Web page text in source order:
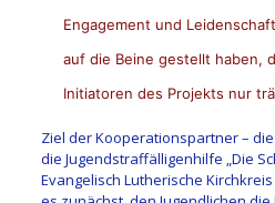
Engagement und
auf die Beine gestellt haben,
Initiatoren des Projekts nur
Ziel der Kooperationspartner –
die Jugendstraffälligenhilfe „Die
Evangelisch Lutherische